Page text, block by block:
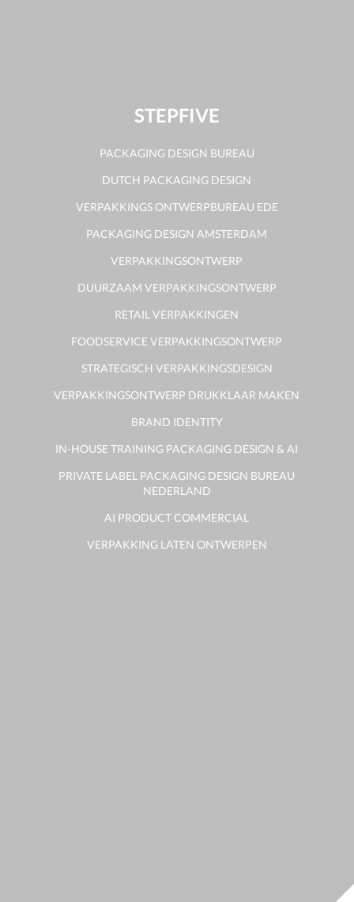
STEPFIVE
PACKAGING DESIGN BUREAU
DUTCH PACKAGING DESIGN
VERPAKKINGS ONTWERPBUREAU EDE
PACKAGING DESIGN AMSTERDAM
VERPAKKINGSONTWERP
DUURZAAM VERPAKKINGSONTWERP
RETAIL VERPAKKINGEN
FOODSERVICE VERPAKKINGSONTWERP
STRATEGISCH VERPAKKINGSDESIGN
VERPAKKINGSONTWERP DRUKKLAAR MAKEN
BRAND IDENTITY
IN-HOUSE TRAINING PACKAGING DESIGN & AI
PRIVATE LABEL PACKAGING DESIGN BUREAU
NEDERLAND
AI PRODUCT COMMERCIAL
VERPAKKING LATEN ONTWERPEN